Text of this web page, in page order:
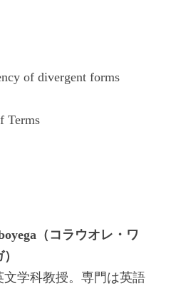
of divergent forms
Terms
（コラウオレ・ワ
学科教授。専門は英語